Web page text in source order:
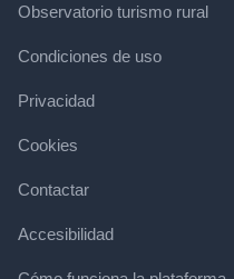
Observatorio turismo rural
Condiciones de uso
Privacidad
Cookies
Contactar
Accesibilidad